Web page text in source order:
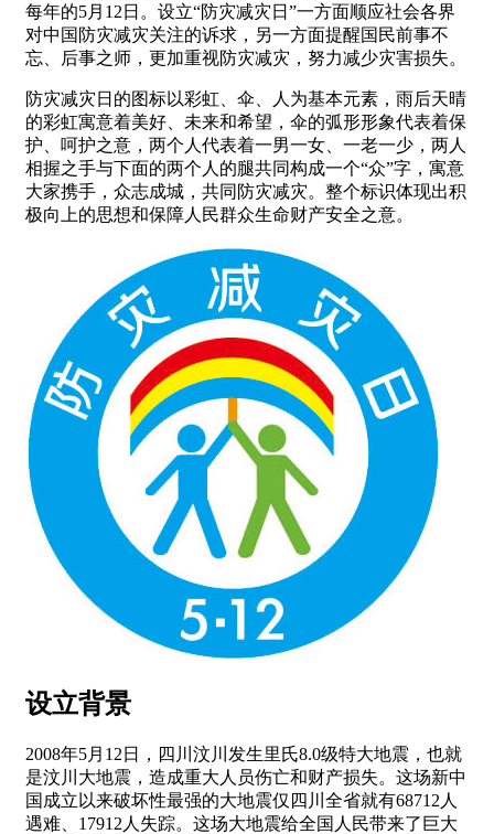
每年的5月12日。设立“防灾减灾日”一方面顺应社会各界
对中国防灾减灾关注的诉求，另一方面提醒国民前事不
忘、后事之师，更加重视防灾减灾，努力减少灾害损失。
防灾减灾日的图标以彩虹、伞、人为基本元素，雨后天晴
的彩虹寓意着美好、未来和希望，伞的弧形形象代表着保
护、呵护之意，两个人代表着一男一女、一老一少，两人
相握之手与下面的两个人的腿共同构成一个“众”字，寓意
大家携手，众志成城，共同防灾减灾。整个标识体现出积
极向上的思想和保障人民群众生命财产安全之意。
设立背景
2008年5月12日，四川汶川发生里氏8.0级特大地震，也就
是汶川大地震，造成重大人员伤亡和财产损失。这场新中
国成立以来破坏性最强的大地震仅四川全省就有68712人
遇难、17912人失踪。这场大地震给全国人民带来了巨大